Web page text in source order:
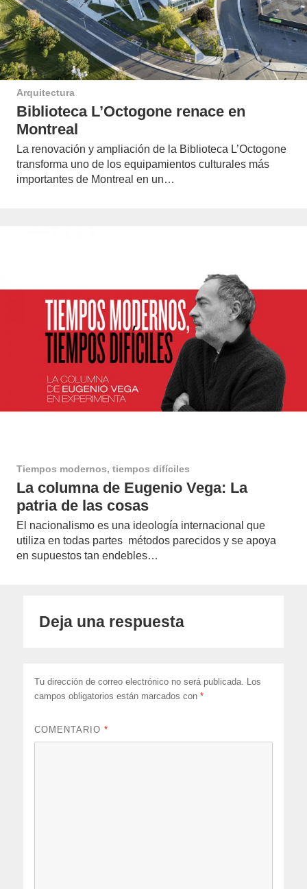
Arquitectura
Biblioteca L’Octogone renace en
Montreal
La renovación y ampliación de la Biblioteca L’Octogone
transforma uno de los equipamientos culturales más
importantes de Montreal en un…
Tiempos modernos, tiempos difíciles
La columna de Eugenio Vega: La
patria de las cosas
El nacionalismo es una ideología internacional que
utiliza en todas partes métodos parecidos y se apoya
en supuestos tan endebles…
Deja una respuesta
Tu dirección de correo electrónico no será publicada. Los
campos obligatorios están marcados con*
COMENTARIO*